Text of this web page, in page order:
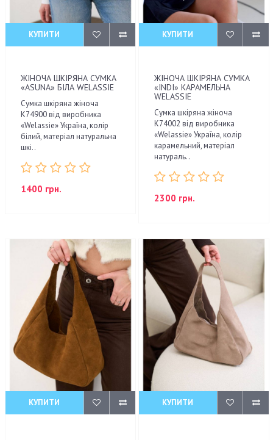
КУПИТИ
ЖІНОЧА ШКІРЯНА СУМКА
«ASUNA» БІЛА WELASSIE
Сумка шкіряна жіноча
K74900 від виробника
«Welassie» Україна, колір
білий, матеріал натуральна
шкі..
1400 грн.
КУПИТИ
ЖІНОЧА ШКІРЯНА СУМКА
«INDI» КАРАМЕЛЬНА
WELASSIE
Сумка шкіряна жіноча
K74002 від виробника
«Welassie» Україна, колір
карамельний, матеріал
натураль..
2300 грн.
КУПИТИ КУПИТИ